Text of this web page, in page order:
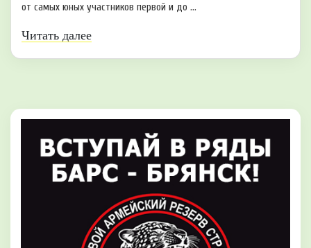
от самых юных участников первой и до ...
Читать далее